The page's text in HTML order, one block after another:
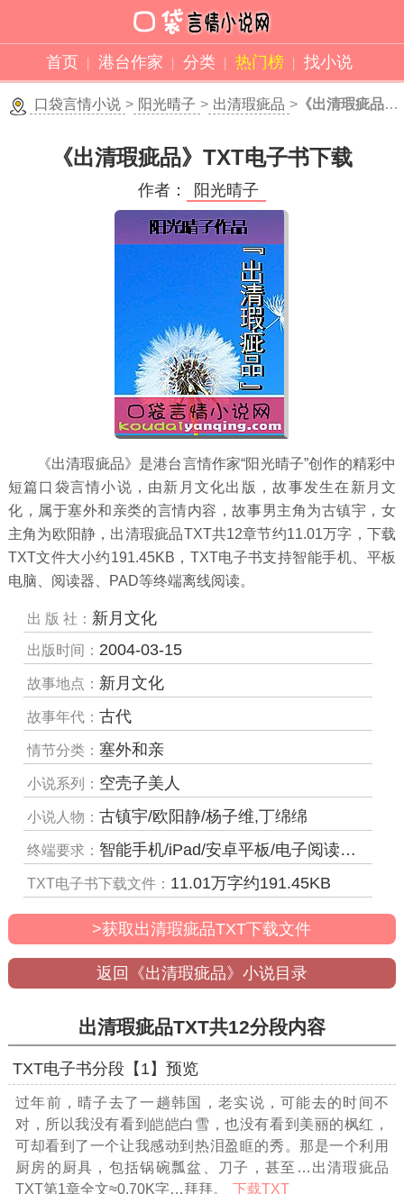
首页 港台作家 分类 热门榜 找小说
口袋言情小说 > 阳光晴子 > 出清瑕疵品 > 《出清瑕疵品》TXT下载
《出清瑕疵品》TXT电子书下载
作者： 阳光晴子
《出清瑕疵品》是港台言情作家“阳光晴子”创作的精彩中
短篇口袋言情小说，由新月文化出版，故事发生在新月文
化，属于塞外和亲类的言情内容，故事男主角为古镇宇，女
主角为欧阳静，出清瑕疵品TXT共12章节约11.01万字，下载
TXT文件大小约191.45KB，TXT电子书支持智能手机、平板
电脑、阅读器、PAD等终端离线阅读。
出 版 社： 新月文化
出版时间： 2004-03-15
故事地点： 新月文化
故事年代：古代
情节分类：塞外和亲
小说系列： 空壳子美人
小说人物：古镇宇/欧阳静/杨子维,丁绵绵
终端要求： 智能手机/iPad/安卓平板/电子阅读器/MP4等
TXT电子书下载文件： 11.01万字约191.45KB
>获取出清瑕疵品TXT下载文件
返回《出清瑕疵品》小说目录
出清瑕疵品TXT共12分段内容
TXT电子书分段【1】预览
过年前，晴子去了一趟韩国，老实说，可能去的时间不
对，所以我没有看到皑皑白雪，也没有看到美丽的枫红，
可却看到了一个让我感动到热泪盈眶的秀。那是一个利用
厨房的厨具，包括锅碗瓢盆、刀子，甚至 …出清瑕疵品
TXT第1章全文≈0.70K字…拜拜。 下载TXT